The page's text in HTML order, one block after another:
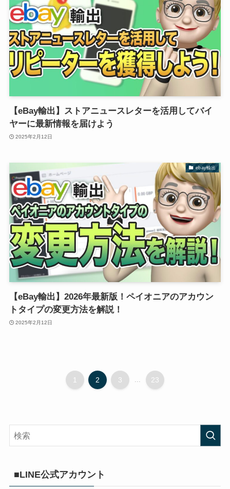
【eBay輸出】ストアニュースレターを活用してバイ
ヤーに最新情報を届けよう
2025年2月12日
ebay輸出
【eBay輸出】2026年最新版！ペイオニアのアカウン
トタイプの変更方法を解説！
2025年2月12日
1 2 3 ... 23
■LINE公式アカウント